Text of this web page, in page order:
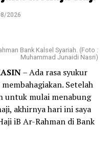
2026
Bank Kalsel Syariah. (Foto :
Muhammad Junaidi Nasri)
– Ada rasa syukur
Setelah
untuk mulai menabung
akhirnya hari ini saya
iB Ar-Rahman di Bank